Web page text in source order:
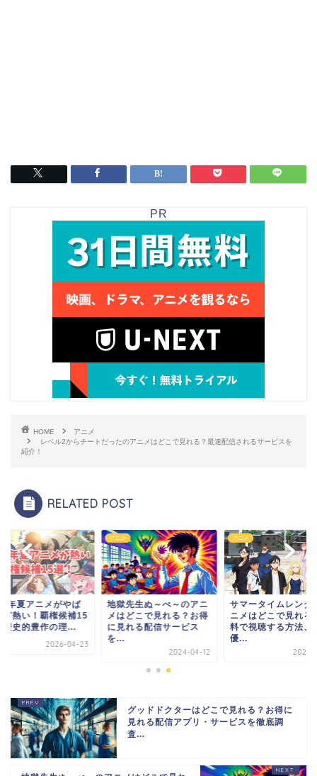
PR
HOME
アニメ
レベル2からチートだったのアニメはどこで見れる？最速配信されるサービスを
紹介！
RELATED POST
年夏アニメがやば
ど熱い！覇権候補15
歴史的豊作の理...
2026-04-23
アニメ
地獄先生ぬ～べ～のアニ
メはどこで見れる？お得
に見れる配信サービス
を...
2024-04-12
アニメ
サマータイムレンダ
ニメはどこで見れる
料で視聴する方法、
優...
2023-
グッドドクターはどこで見れる？お得に
見れる配信アプリ・サービスを徹底調
査...